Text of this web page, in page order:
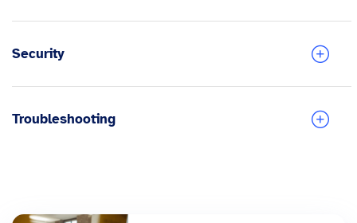
Security
Troubleshooting